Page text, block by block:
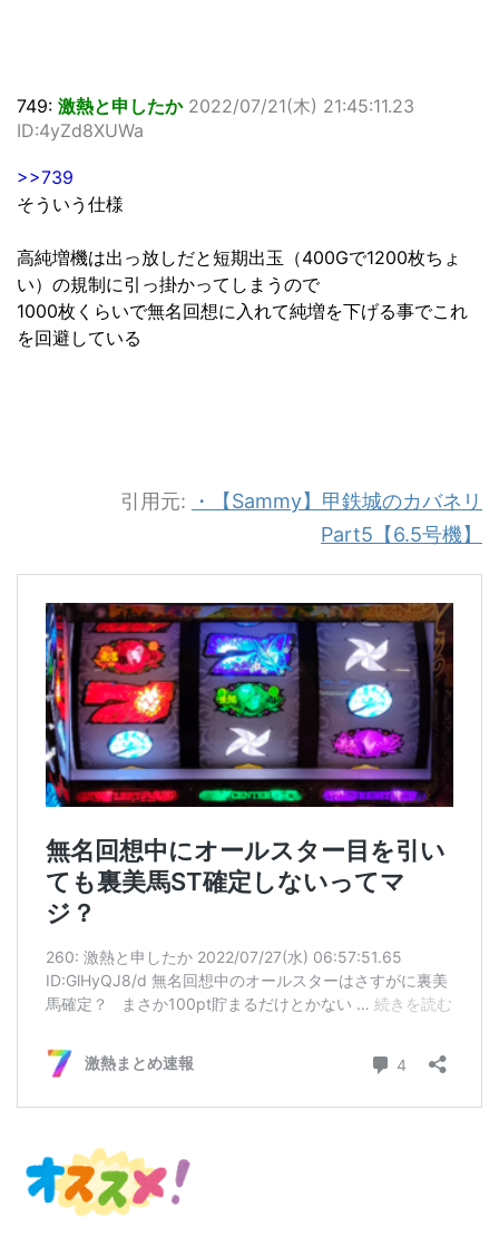
749: 激熱と申したか 2022/07/21(木) 21:45:11.23
ID:4yZd8XUWa
>>739
そういう仕様
高純増機は出っ放しだと短期出玉（400Gで1200枚ちょ
い）の規制に引っ掛かってしまうので
1000枚くらいで無名回想に入れて純増を下げる事でこれ
を回避している
引用元:
・【Sammy】甲鉄城のカバネリ
Part5【6.5号機】